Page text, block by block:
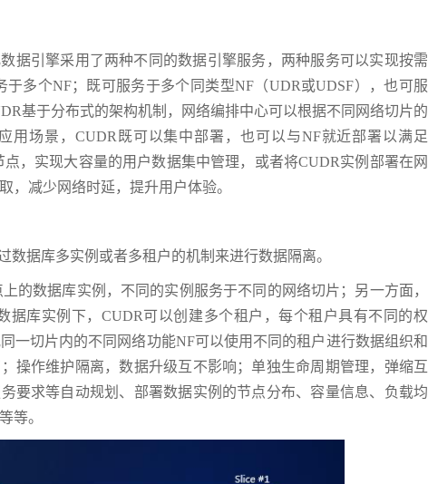
据引擎采用了两种不同的数据引擎服务，两种服务可以实现按需
多个NF；既可服务于多个同类型NF（UDR或UDSF），也可服
基于分布式的架构机制，网络编排中心可以根据不同网络切片的
用场景，CUDR既可以集中部署，也可以与NF就近部署以满足
，实现大容量的用户数据集中管理，或者将CUDR实例部署在网
，减少网络时延，提升用户体验。
据库多实例或者多租户的机制来进行数据隔离。
的数据库实例，不同的实例服务于不同的网络切片；另一方面，
据库实例下，CUDR可以创建多个租户，每个租户具有不同的权
一切片内的不同网络功能NF可以使用不同的租户进行数据组织和
操作维护隔离，数据升级互不影响；单独生命周期管理，弹缩互
要求等自动规划、部署数据实例的节点分布、容量信息、负载均
等。